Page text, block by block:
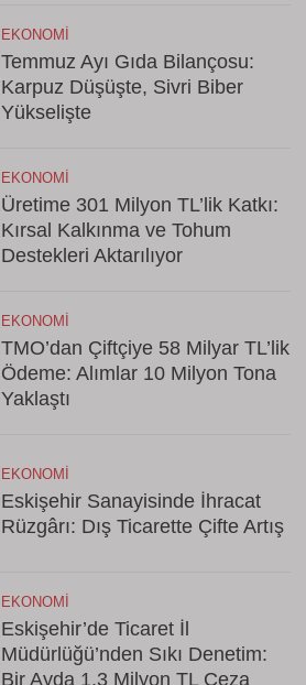
EKONOMI
Temmuz Ayı Gıda Bilançosu:
Karpuz Düşüşte, Sivri Biber
Yükselişte
EKONOMI
Üretime 301 Milyon TL’lik Katkı:
Kırsal Kalkınma ve Tohum
Destekleri Aktarılıyor
EKONOMI
TMO’dan Çiftçiye 58 Milyar TL’lik
Ödeme: Alımlar 10 Milyon Tona
Yaklaştı
EKONOMI
Eskişehir Sanayisinde İhracat
Rüzgârı: Dış Ticarette Çifte Artış
EKONOMI
Eskişehir’de Ticaret İl
Müdürlüğü’nden Sıkı Denetim:
Bir Ayda 1,3 Milyon TL Ceza